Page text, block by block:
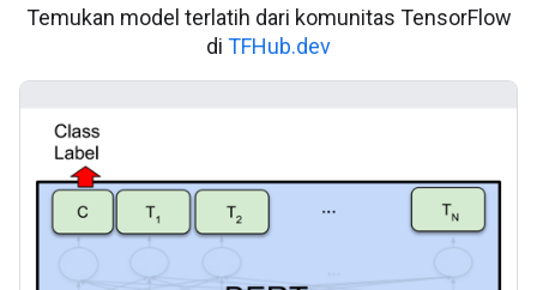
Temukan model terlatih dari komunitas TensorFlow
di TFHub.dev